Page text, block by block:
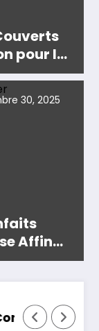
en
pour la
Affiné
et
30, 2025
Éloigner
Que Vous